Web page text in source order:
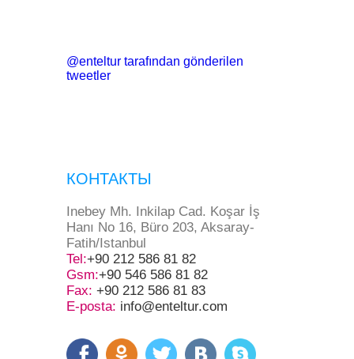
@enteltur tarafından gönderilen
tweetler
КОНТАКТЫ
Inebey Mh. Inkilap Cad. Koşar İş
Hanı No 16, Büro 203, Aksaray-
Fatih/Istanbul
Tel:+90 212 586 81 82
Gsm:+90 546 586 81 82
Fax: +90 212 586 81 83
E-posta: info@enteltur.com